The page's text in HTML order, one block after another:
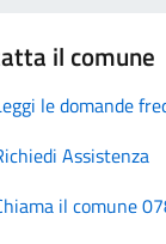
il comune
le domande
Assistenza
il comune